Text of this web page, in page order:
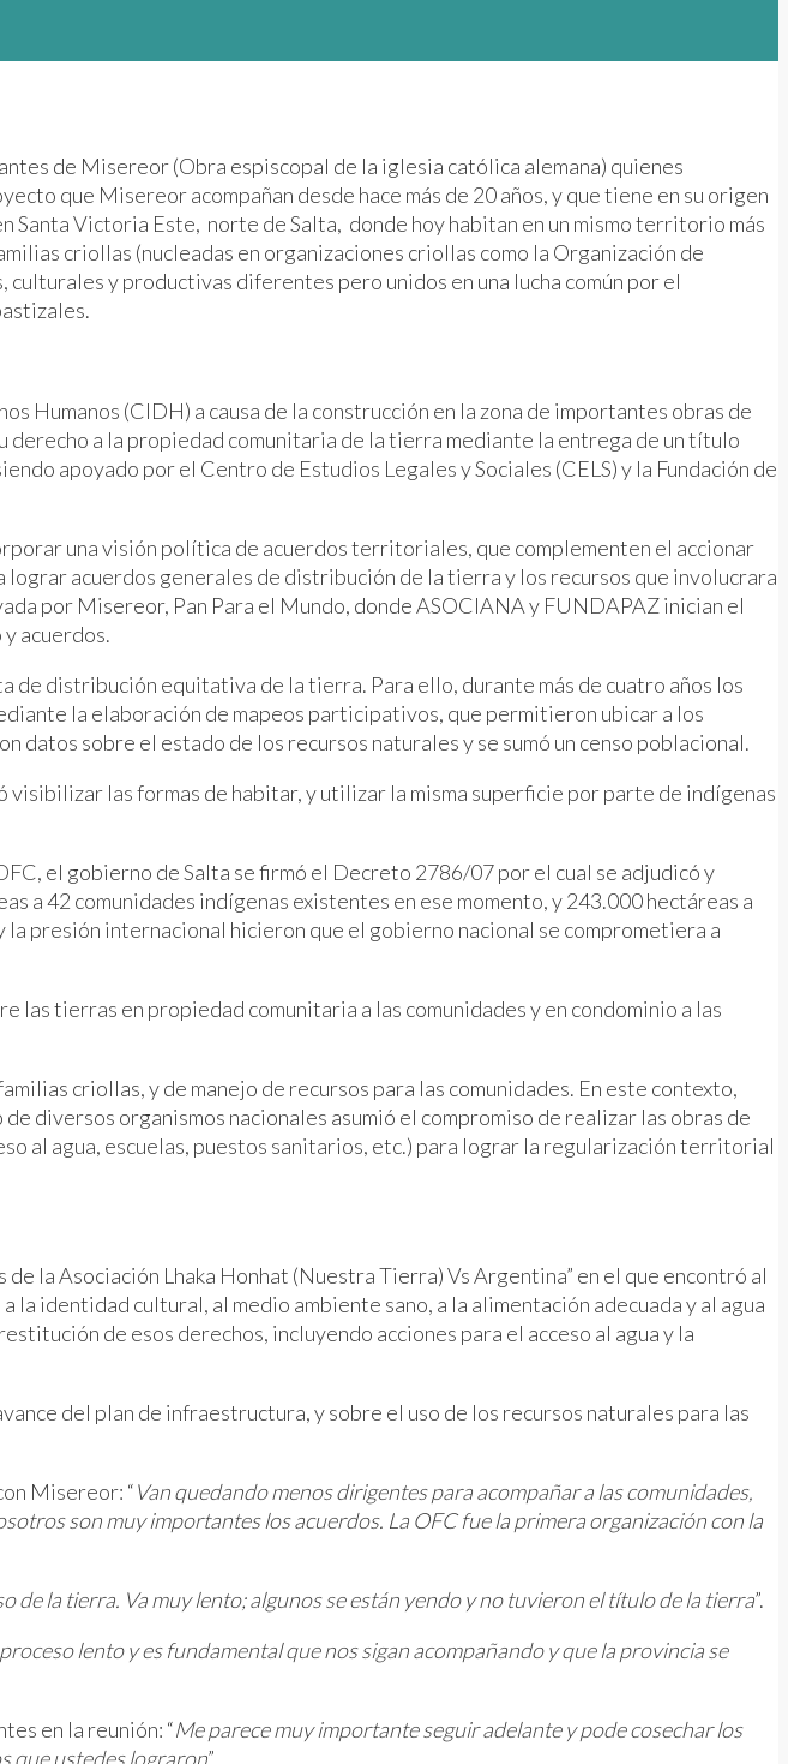
de Misereor (Obra espiscopal de la iglesia católica alemana) quienes
que Misereor acompañan desde hace más de 20 años, y que tiene en su origen
Santa Victoria Este, norte de Salta, donde hoy habitan en un mismo territorio más
criollas (nucleadas en organizaciones criollas como la Organización de
y productivas diferentes pero unidos en una lucha común por el
Humanos (CIDH) a causa de la construcción en la zona de importantes obras de
a la propiedad comunitaria de la tierra mediante la entrega de un título
apoyado por el Centro de Estudios Legales y Sociales (CELS) y la Fundación de
una visión política de acuerdos territoriales, que complementen el accionar
acuerdos generales de distribución de la tierra y los recursos que involucrara
por Misereor, Pan Para el Mundo, donde ASOCIANA y FUNDAPAZ inician el
acuerdos.
distribución equitativa de la tierra. Para ello, durante más de cuatro años los
la elaboración de mapeos participativos, que permitieron ubicar a los
datos sobre el estado de los recursos naturales y se sumó un censo poblacional.
las formas de habitar, y utilizar la misma superficie por parte de indígenas
el gobierno de Salta se firmó el Decreto 2786/07 por el cual se adjudicó y
a 42 comunidades indígenas existentes en ese momento, y 243.000 hectáreas a
presión internacional hicieron que el gobierno nacional se comprometiera a
tierras en propiedad comunitaria a las comunidades y en condominio a las
criollas, y de manejo de recursos para las comunidades. En este contexto,
diversos organismos nacionales asumió el compromiso de realizar las obras de
al agua, escuelas, puestos sanitarios, etc.) para lograr la regularización territorial
la Asociación Lhaka Honhat (Nuestra Tierra) Vs Argentina” en el que encontró al
identidad cultural, al medio ambiente sano, a la alimentación adecuada y al agua
de esos derechos, incluyendo acciones para el acceso al agua y la
del plan de infraestructura, y sobre el uso de los recursos naturales para las
Misereor: “Van quedando menos dirigentes para acompañar a las comunidades,
son muy importantes los acuerdos. La OFC fue la primera organización con la
de la tierra. Va muy lento; algunos se están yendo y no tuvieron el título de la tierra”.
lento y es fundamental que nos sigan acompañando y que la provincia se
en la reunión: “Me parece muy importante seguir adelante y pode cosechar los
que ustedes lograron”.